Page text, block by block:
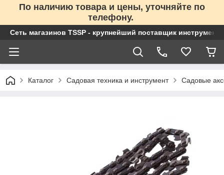
По наличию товара и цены, уточняйте по
телефону.
Сеть магазинов TSSP - крупнейший поставщик
Каталог Садовая техника и инструмент Садовые